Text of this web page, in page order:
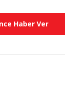
Haber Ver